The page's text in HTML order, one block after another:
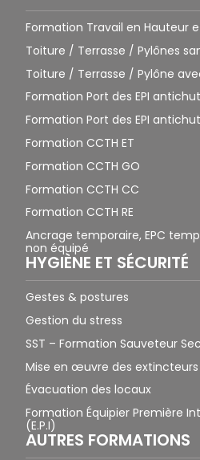
Formation Travail en Hauteur
Toiture / Terrasse / Pylônes
Toiture / Terrasse / Pylône
Formation Port des EPI
Formation Port des EPI
Formation CCTH ET
Formation CCTH GO
Formation CCTH CC
Formation CCTH RE
Ancrage temporaire, EPC
non équipé
HYGIÈNE ET SÉCURITÉ
Gestes & postures
Gestion du stress
SST – Formation Sauveteur
Mise en œuvre des extincteurs
Évacuation des locaux
Formation Équipier Première
(E.P.I)
AUTRES FORMATIONS